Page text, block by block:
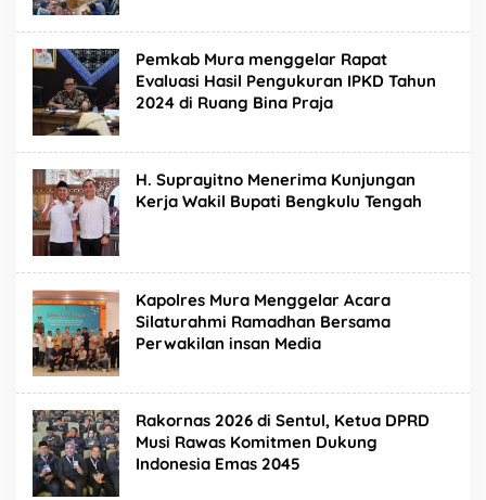
Pemkab Mura menggelar Rapat
Evaluasi Hasil Pengukuran IPKD Tahun
2024 di Ruang Bina Praja
H. Suprayitno Menerima Kunjungan
Kerja Wakil Bupati Bengkulu Tengah
Kapolres Mura Menggelar Acara
Silaturahmi Ramadhan Bersama
Perwakilan insan Media
Rakornas 2026 di Sentul, Ketua DPRD
Musi Rawas Komitmen Dukung
Indonesia Emas 2045